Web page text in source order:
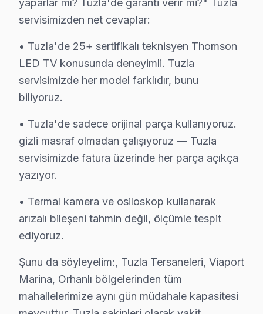
↑ Tuzla TV Servis Merkezi
Tuzla Yakın İlçelerde Thomson Servisi
· Kartal Thomson
· Maltepe Thomson
· Pendik Thomson
· Sancaktepe Thomson
· Tuzla Sony
· Tuzla Philips
yaparlar mı? Tuzla'de garanti verir mi?" Tuzla
servisimizden net cevaplar:
• Tuzla'de 25+ sertifikalı teknisyen Thomson
LED TV konusunda deneyimli. Tuzla
servisimizde her model farklıdır, bunu
biliyoruz.
• Tuzla'de sadece orijinal parça kullanıyoruz.
gizli masraf olmadan çalışıyoruz — Tuzla
servisimizde fatura üzerinde her parça açıkça
yazıyor.
• Termal kamera ve osiloskop kullanarak
arızalı bileşeni tahmin değil, ölçümle tespit
ediyoruz.
Şunu da söyleyelim:, Tuzla Tersaneleri, Viaport
Marina, Orhanlı bölgelerinden tüm
mahallelerimize aynı gün müdahale kapasitesi